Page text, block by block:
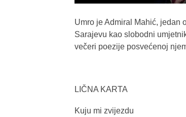
Umro je Admiral Mahić, jedan
Sarajevu kao slobodni
večeri poezije posvećenoj
LIČNA KARTA
Kuju mi zvijezdu